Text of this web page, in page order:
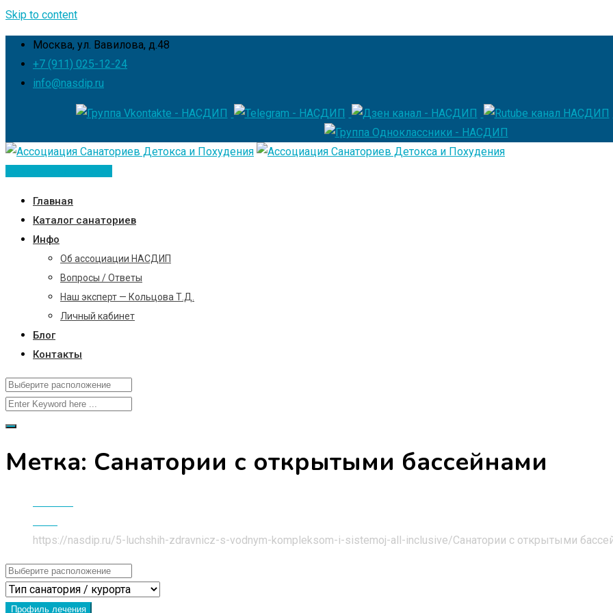
Skip to content
Москва, ул. Вавилова, д.48
+7 (911) 025-12-24
info@nasdip.ru
Главная
Каталог санаториев
Инфо
Об ассоциации НАСДИП
Вопросы / Ответы
Наш эксперт — Кольцова Т.Д.
Личный кабинет
Блог
Контакты
Метка: Санатории с открытыми бассейнами
https://nasdip.ru/5-luchshih-zdravnicz-s-vodnym-kompleksom-i-sistemoj-all-inclusive/Санатории с открытыми
Профиль лечения